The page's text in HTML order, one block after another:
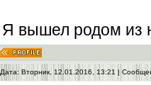
Я вышел родом из
Дата: Вторник, 12.01.2016, 13:21 |